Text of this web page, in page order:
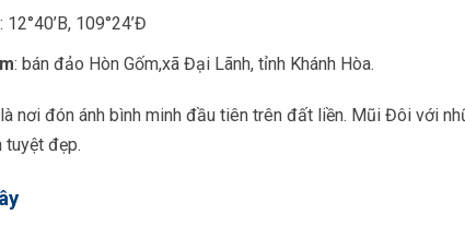
: 12°40’B, 109°24’Đ
: bán đảo Hòn Gốm,xã Đại Lãnh, tỉnh Khánh Hòa.
nơi đón ánh bình minh đầu tiên trên đất liền. Mũi Đôi với
tuyệt đẹp.